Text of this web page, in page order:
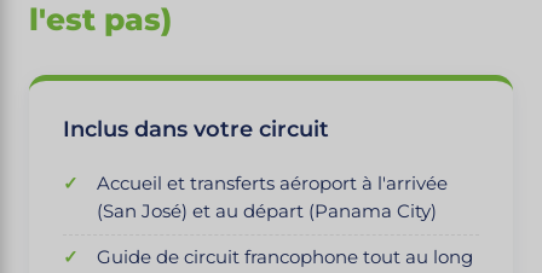
l'est pas)
Inclus dans votre circuit
Accueil et transferts aéroport à l'arrivée
(San José) et au départ (Panama City)
Guide de circuit francophone tout au long